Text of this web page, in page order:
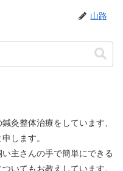
山路
灸整体治療をしています、
します。
い主さんの手で簡単にできる
いてもお教えしています。